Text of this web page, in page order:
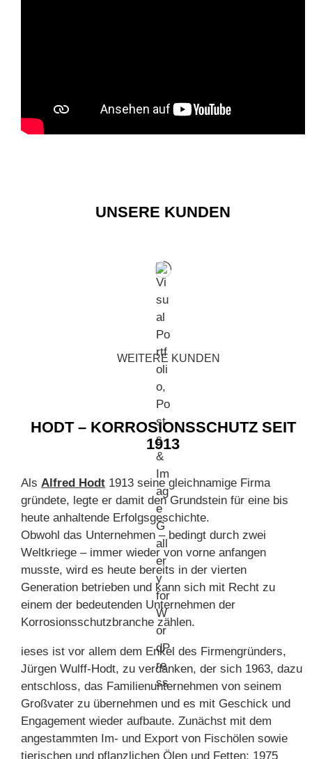
UNSERE KUNDEN
WEITERE KUNDEN
HODT – KORROSIONSSCHUTZ SEIT
1913
Als Alfred Hodt 1913 seine gleichnamige Firma
gründete, legte er damit den Grundstein für eine bis
heute anhaltende Erfolgsgeschichte.
Obwohl das Unternehmen – bedingt durch zwei
Weltkriege – immer wieder von vorne anfangen
musste, wird es heute bereits in der vierten
Generation betrieben und kann sich mit Recht zu
einem der bedeutenden Unternehmen der
Korrosionsschutzbranche zählen.
ieses ist vor allem dem Enkel des Firmengründers,
Jürgen Wulff-Hodt, zu verdanken, der sich 1963, dazu
entschloss, das Familienunternehmen von seinem
Großvater zu übernehmen und es mit Geschick und
Engagement wieder aufbaute. Zunächst mit dem
angestammten Im- und Export von Fischölen sowie
tierischen und pflanzlichen Ölen und Fetten; 1975